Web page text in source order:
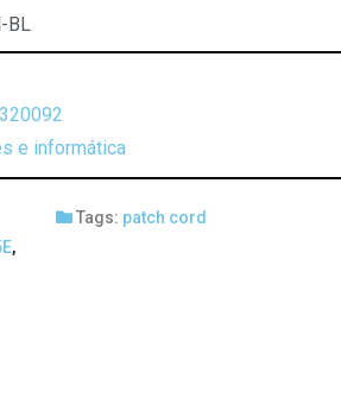
BL
e informática
,
Tags: patch cord